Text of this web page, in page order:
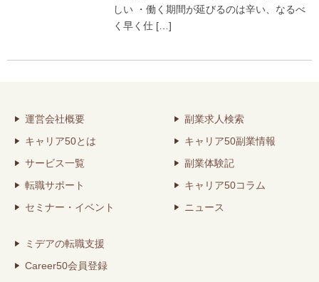
しい ・働く期間が延びるのは辛い、なるべ
く早く仕 […]
運営会社概要
キャリア50とは
サービス一覧
転職サポート
セミナー・イベント
副業求人検索
キャリア50副業情報
副業体験記
キャリア50コラム
ニュース
ミデアの転職支援
Career50会員登録